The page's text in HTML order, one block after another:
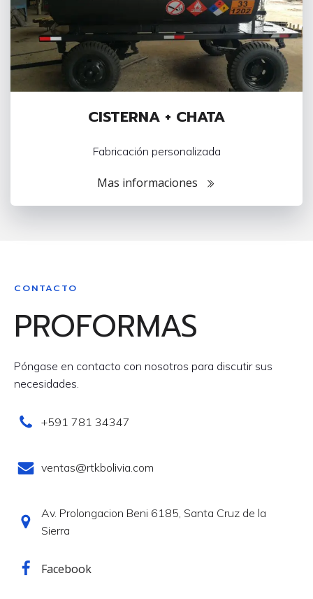
CISTERNA + CHATA
Fabricación personalizada
Mas informaciones
CONTACTO
PROFORMAS
Póngase en contacto con nosotros para discutir sus
necesidades.
+591 781 34347
ventas@rtkbolivia.com
Av. Prolongacion Beni 6185, Santa Cruz de la
Sierra
Facebook